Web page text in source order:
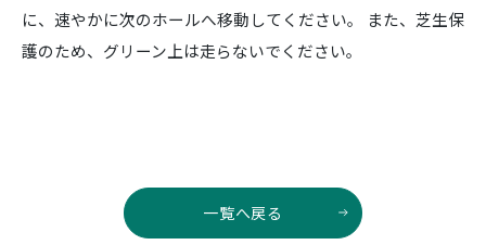
に、速やかに次のホールへ移動してください。 また、芝生保
護のため、グリーン上は走らないでください。
一覧へ戻る